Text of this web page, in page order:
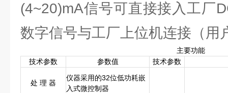
(4~20)mA信号可直接接入
数字信号与工厂上位机连接（用
主要功能
技术参数
参数值 技术参数
处 理 器
仪器采用的32位低功耗嵌
入式微控制器